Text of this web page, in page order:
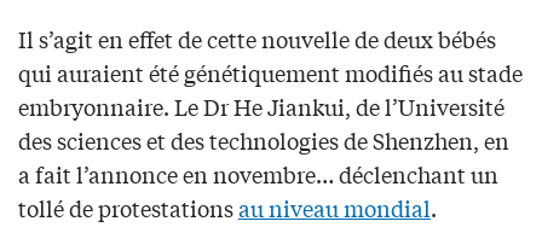
Il s’agit en effet de cette nouvelle de deux bébés
qui auraient été génétiquement modifiés au stade
embryonnaire. Le Dr He Jiankui, de l’Université
des sciences et des technologies de Shenzhen, en
a fait l’annonce en novembre… déclenchant un
tollé de protestationsau niveau mondial.